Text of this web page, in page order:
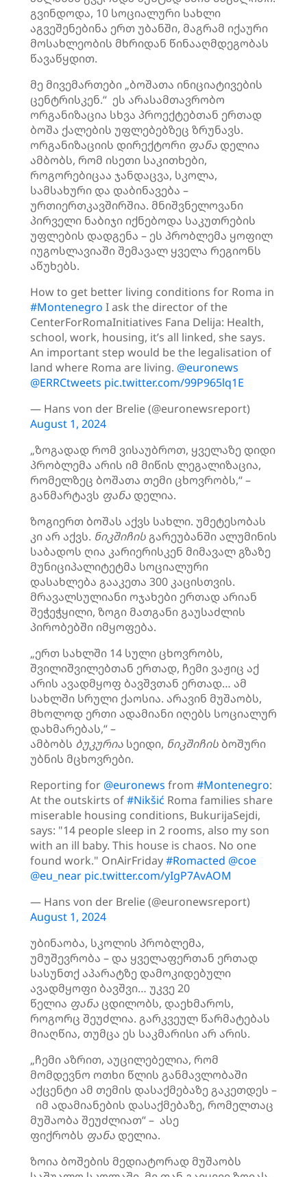
გვინდოდა, 10 სოციალური სახლი
აგვეშენებინა ერთ უბანში, მაგრამ იქაური
მოსახლეობის მხრიდან წინააღმდეგობას
წავაწყდით.
მე მივემართები „ბოშათა ინიციატივების
ცენტრისკენ.“ ეს არასამთავრობო
ორგანიზაცია სხვა პროექტებთან ერთად
ბოშა ქალების უფლებებზეც ზრუნავს.
ორგანიზაციის დირექტორი ფანა დელია
ამბობს, რომ ისეთი საკითხები,
როგორებიცაა ჯანდაცვა, სკოლა,
სამსახური და დაბინავება –
ურთიერთკავშირშია. მნიშვნელოვანი
პირველი ნაბიჯი იქნებოდა საკუთრების
უფლების დადგენა – ეს პრობლემა ყოფილ
იუგოსლავიაში შემავალ ყველა რეგიონს
აწუხებს.
How to get better living conditions for Roma in
#Montenegro I ask the director of the
CenterForRomaInitiatives Fana Delija: Health,
school, work, housing, it’s all linked, she says.
An important step would be the legalisation of
land where Roma are living. @euronews
@ERRCtweets pic.twitter.com/99P965lq1E
— Hans von der Brelie (@euronewsreport)
August 1, 2024
„ზოგადად რომ ვისაუბროთ, ყველაზე დიდი
პრობლემა არის იმ მიწის ლეგალიზაცია,
რომელზეც ბოშათა თემი ცხოვრობს,“ –
განმარტავს ფანა დელია.
ზოგიერთ ბოშას აქვს სახლი. უმეტესობას
კი არ აქვს. ნიკშიჩისგარეუბანში ალუმინის
საბადოს ღია კარიერისკენ მიმავალ გზაზე
მუნიციპალიტეტმა სოციალური
დასახლება გააკეთა 300 კაცისთვის.
მრავალსულიანი ოჯახები ერთად არიან
შეჭეჭყილი, ზოგი მათგანი გაუსაძლის
პირობებში იმყოფება.
„ერთ სახლში 14 სული ცხოვრობს,
შვილიშვილებთან ერთად, ჩემი ვაჟიც აქ
არის ავადმყოფ ბავშვთან ერთად… ამ
სახლში სრული ქაოსია. არავინ მუშაობს,
მხოლოდ ერთი ადამიანი იღებს სოციალურ
დახმარებას,“ –
ამბობს ბუკურია სეიდი, ნიკშიჩის ბოშური
უბნის მცხოვრები.
Reporting for @euronews from #Montenegro:
At the outskirts of#Nikšić Roma families share
miserable housing conditions, BukurijaSejdi,
says: "14 people sleep in 2 rooms, also my son
with an ill baby. This house is chaos. No one
found work." OnAirFriday#Romacted @coe
@eu_near pic.twitter.com/yIgP7AvAOM
— Hans von der Brelie (@euronewsreport)
August 1, 2024
უბინაობა, სკოლის პრობლემა,
უმუშევრობა – და ყველაფერთან ერთად
სასუნთქ აპარატზე დამოკიდებული
ავადმყოფი ბავშვი… უკვე 20
წელია ფანა ცდილობს, დაეხმაროს,
როგორც შეუძლია. გარკვეულ წარმატებას
მიაღწია, თუმცა ეს საკმარისი არ არის.
„ჩემი აზრით, აუცილებელია, რომ
მომდევნო ოთხი წლის განმავლობაში
აქცენტი ამ თემის დასაქმებაზე გაკეთდეს –
იმ ადამიანების დასაქმებაზე, რომელთაც
მუშაობა შეუძლიათ“ – ასე
ფიქრობს ფანა დელია.
ზოია ბოშების მედიატორად მუშაობს